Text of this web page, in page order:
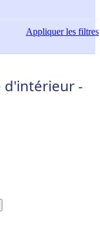
Appliquerles filtres
d'intérieur -